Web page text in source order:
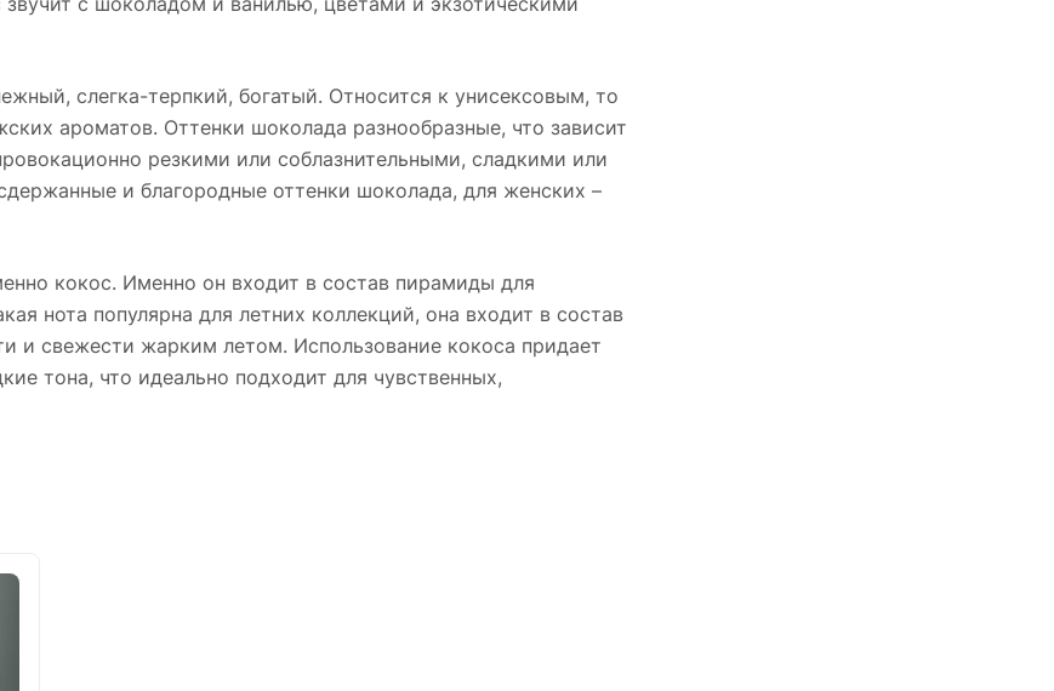
слегка-терпкий, богатый. Относится к унисексовым, то
ароматов. Оттенки шоколада разнообразные, что зависит
резкими или соблазнительными, сладкими или
и благородные оттенки шоколада, для женских –
кокос. Именно он входит в состав пирамиды для
нота популярна для летних коллекций, она входит в состав
и свежести жарким летом. Использование кокоса придает
тона, что идеально подходит для чувственных,